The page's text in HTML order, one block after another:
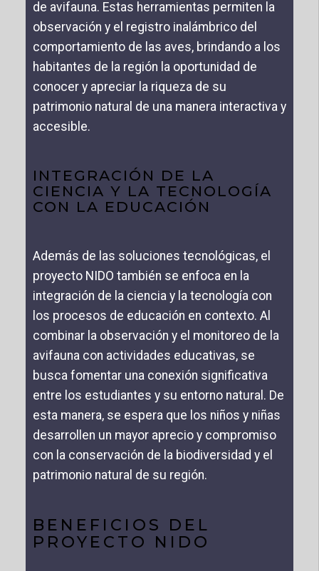
de avifauna. Estas herramientas permiten la
observación y el registro inalámbrico del
comportamiento de las aves, brindando a los
habitantes de la región la oportunidad de
conocer y apreciar la riqueza de su
patrimonio natural de una manera interactiva y
accesible.
INTEGRACIÓN DE LA
CIENCIA Y LA TECNOLOGÍA
CON LA EDUCACIÓN
Además de las soluciones tecnológicas, el
proyecto NIDO también se enfoca en la
integración de la ciencia y la tecnología con
los procesos de educación en contexto. Al
combinar la observación y el monitoreo de la
avifauna con actividades educativas, se
busca fomentar una conexión significativa
entre los estudiantes y su entorno natural. De
esta manera, se espera que los niños y niñas
desarrollen un mayor aprecio y compromiso
con la conservación de la biodiversidad y el
patrimonio natural de su región.
BENEFICIOS DEL
PROYECTO NIDO